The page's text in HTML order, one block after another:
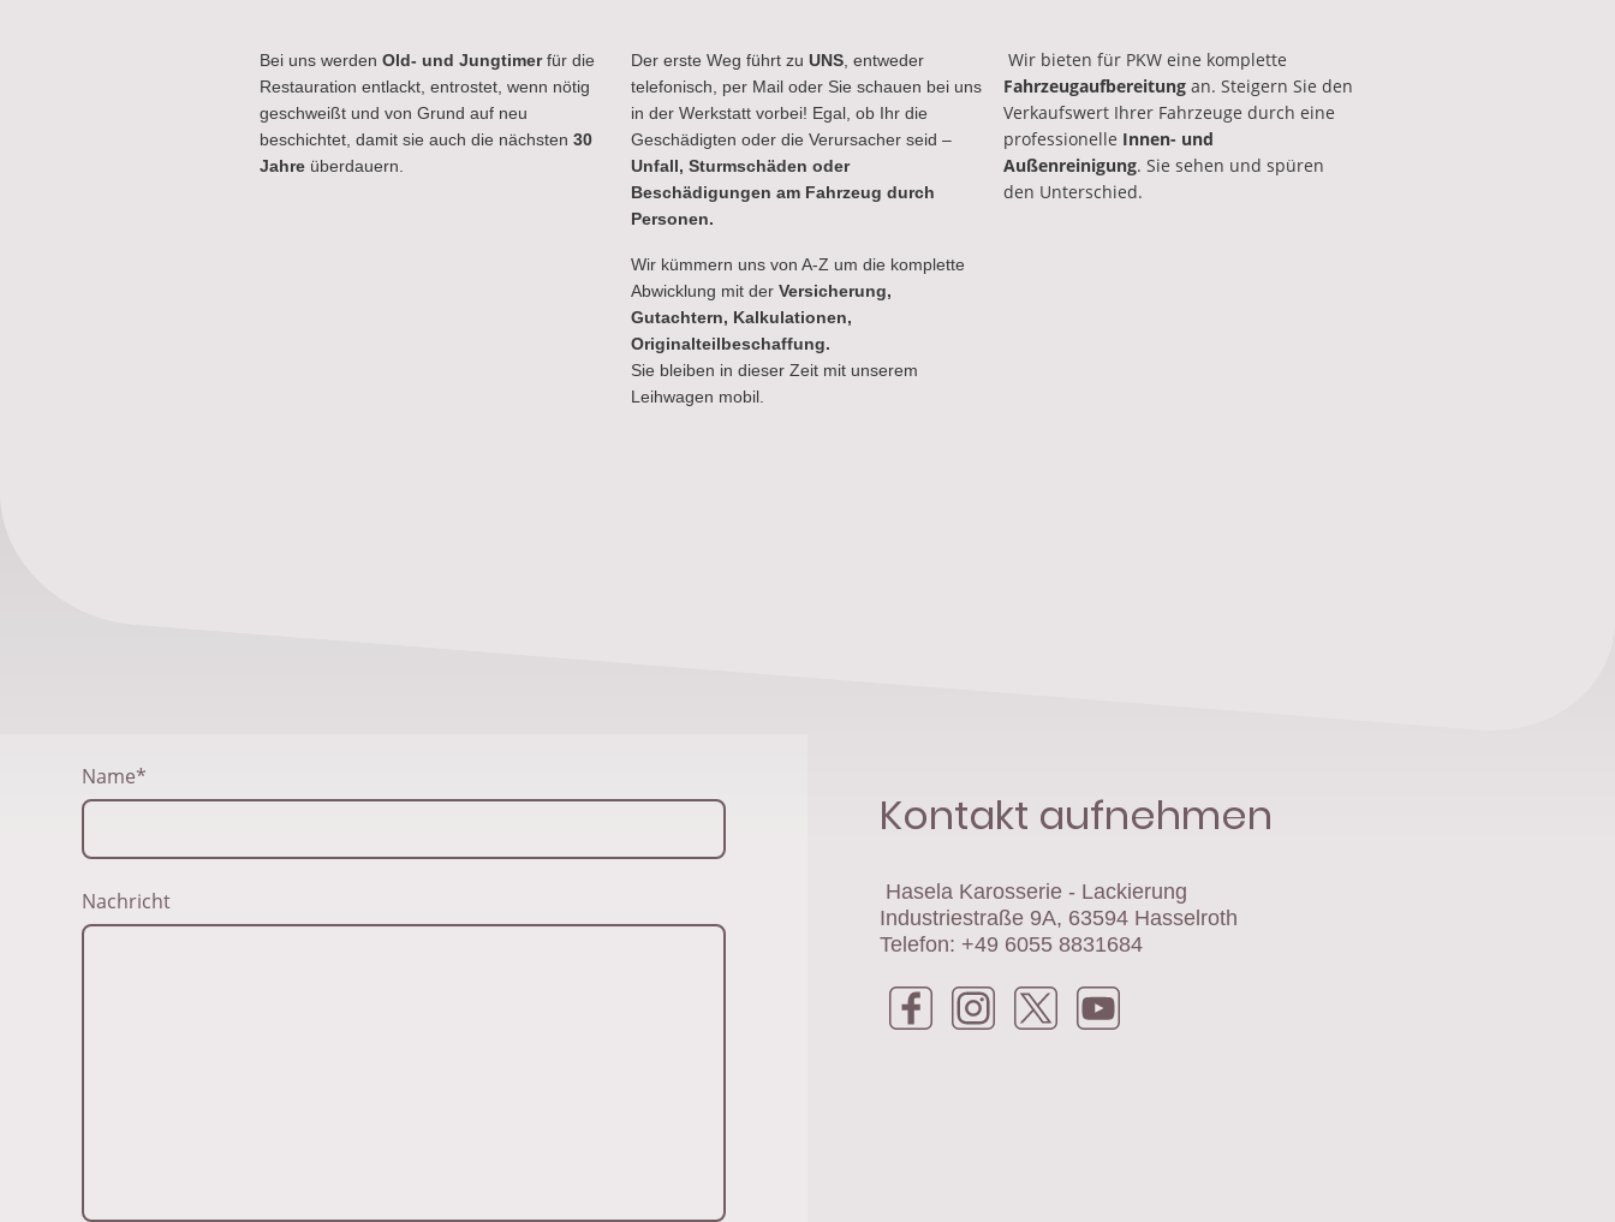
Bei uns werden Old- und Jungtimerfür die
Restauration entlackt, entrostet, wenn nötig
geschweißt und von Grund auf neu
beschichtet, damit sie auch die nächsten 30
Jahre überdauern.
Der erste Weg führt zu UNS , entweder
telefonisch, per Mail oder Sie schauen bei uns
in der Werkstatt vorbei! Egal, ob Ihr die
Geschädigten oder die Verursacher seid –
Unfall, Sturmschäden oder
Beschädigungen am Fahrzeug durch
Personen.
Wir kümmern uns von A-Z um die komplette
Abwicklung mit der Versicherung,
Gutachtern, Kalkulationen,
Originalteilbeschaffung.
Sie bleiben in dieser Zeit mit unserem
Leihwagen mobil.
Wir bieten für PKW eine komplette
Fahrzeugaufbereitungan. Steigern Sie den
Verkaufswert Ihrer Fahrzeuge durch eine
professionelle Innen- und
Außenreinigung. Sie sehen und spüren
den Unterschied.
Name*
Nachricht
Kontakt aufnehmen
Hasela Karosserie - Lackierung
Industriestraße 9A, 63594 Hasselroth
Telefon: +49 6055 8831684